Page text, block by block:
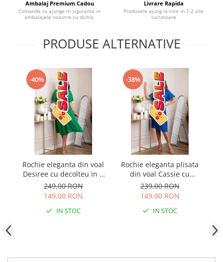
Ambalaj Premium Cadou
Comanda ta ajunge in siguranta in
ambalajele noastre cu dichis.
Livrare Rapida
Produsele ajung la tine in 1-2 zile
lucratoare
PRODUSE ALTERNATIVE
-40%
Rochie eleganta din voal
Desiree cu decolteu in V
si curea - Verde smarald
249,00 RON
149,00 RON
IN STOC
-38%
Rochie eleganta plisata
din voal Cassie cu
decolteu in V - Albastru
regal
239,00 RON
149,00 RON
IN STOC